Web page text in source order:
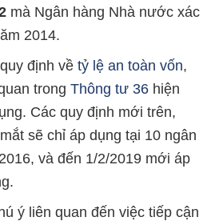
mà Ngân hàng Nhà nước xác
2014.
định về tỷ lệ an toàn vốn,
trong Thông tư 36 hiện
Các quy định mới trên,
sẽ chỉ áp dụng tại 10 ngân
và đến 1/2/2019 mới áp
ý liên quan đến việc tiếp cận